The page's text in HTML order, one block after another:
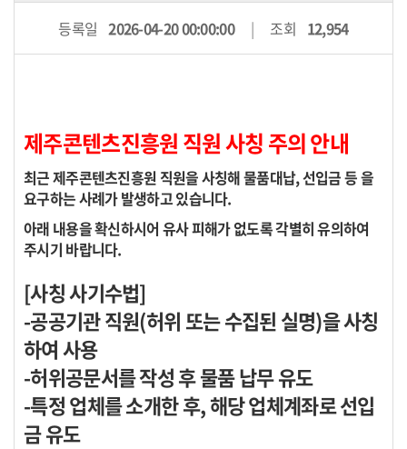
등록일 2026-04-20 00:00:00 조회 12,954
제주콘텐츠진흥원 직원 사칭 주의 안내
최근 제주콘텐츠진흥원 직원을 사칭해 물품대납, 선입금 등 을
요구하는 사례가 발생하고 있습니다.
아래 내용을 확신하시어 유사 피해가 없도록 각별히 유의하여
주시기 바랍니다.
[사칭 사기수법]
-공공기관 직원(허위 또는 수집된 실명)을 사칭
하여 사용
-허위공문서를 작성 후 물품 납무 유도
-특정 업체를 소개한 후, 해당 업체계좌로 선입
금 유도